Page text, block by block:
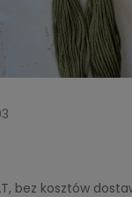
bez kosztów